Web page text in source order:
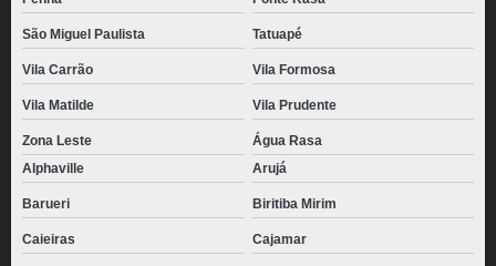
São Miguel Paulista Tatuapé
Vila Carrão Vila Formosa
Vila Matilde Vila Prudente
Zona Leste
Água Rasa
Alphaville
Arujá
Barueri Biritiba Mirim
Caieiras Cajamar